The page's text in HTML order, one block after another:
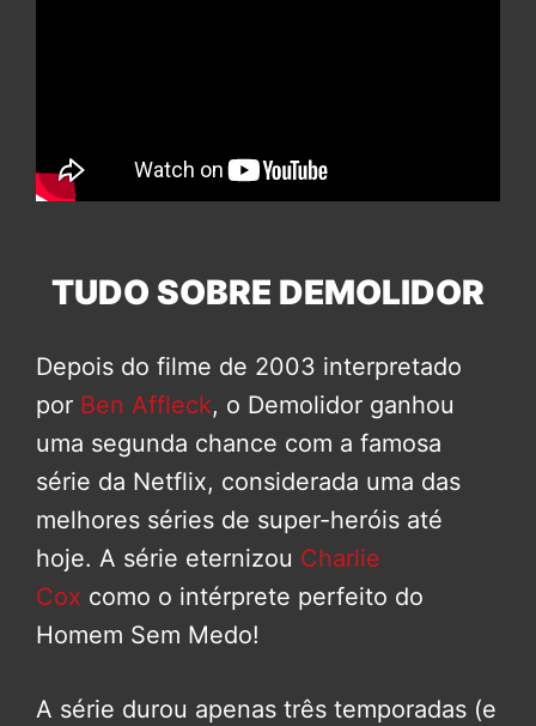
TUDO SOBRE DEMOLIDOR
Depois do filme de 2003 interpretado
por Ben Affleck, o Demolidor ganhou
uma segunda chance com a famosa
série da Netflix, considerada uma das
melhores séries de super-heróis até
hoje. A série eternizou Charlie
Cox como o intérprete perfeito do
Homem Sem Medo!
A série durou apenas três temporadas (e